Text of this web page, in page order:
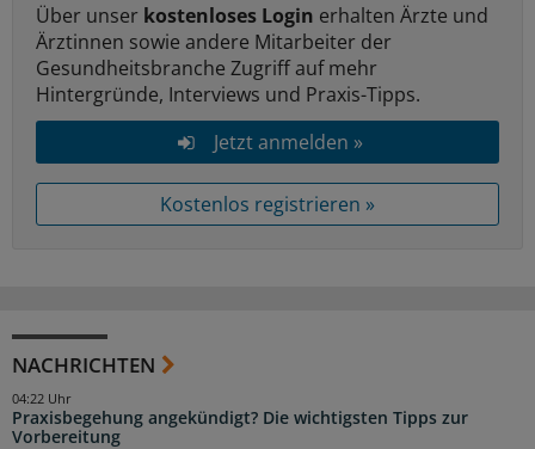
Über unser kostenloses Login erhalten Ärzte und
Ärztinnen sowie andere Mitarbeiter der
Gesundheitsbranche Zugriff auf mehr
Hintergründe, Interviews und Praxis-Tipps.
Jetzt anmelden »
Kostenlos registrieren »
NACHRICHTEN
Praxisbegehung angekündigt? Die wichtigsten Tipps zur
Vorbereitung
04:22 Uhr